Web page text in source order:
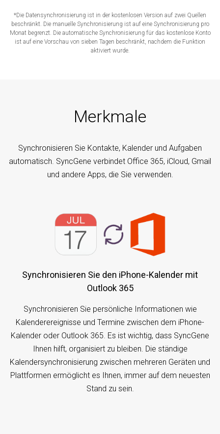
*Die Datensynchronisierung ist in der kostenlosen Version auf zwei Quellen
beschränkt. Die manuelle Synchronisierung ist auf eine Synchronisierung pro
Monat begrenzt. Die automatische Synchronisierung für das kostenlose Konto
ist auf eine Vorschau von sieben Tagen beschränkt, nachdem die Funktion
aktiviert wurde.
Merkmale
Synchronisieren Sie Kontakte, Kalender und Aufgaben
automatisch. SyncGene verbindet Office 365, iCloud, Gmail
und andere Apps, die Sie verwenden.
Synchronisieren Sie den iPhone-Kalender mit
Outlook 365
Synchronisieren Sie persönliche Informationen wie
Kalenderereignisse und Termine zwischen dem iPhone-
Kalender oder Outlook 365. Es ist wichtig, dass SyncGene
Ihnen hilft, organisiert zu bleiben. Die ständige
Kalendersynchronisierung zwischen mehreren Geräten und
Plattformen ermöglicht es Ihnen, immer auf dem neuesten
Stand zu sein.